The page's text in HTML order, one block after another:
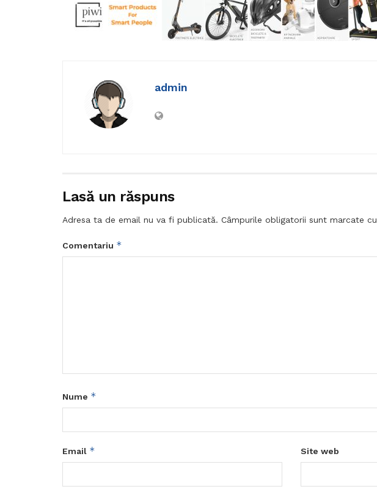
admin
Lasă un răspuns
Adresa ta de email nu va fi publicată. Câmpurile obligatorii sunt marcate cu
Comentariu *
Nume *
Email * Site web